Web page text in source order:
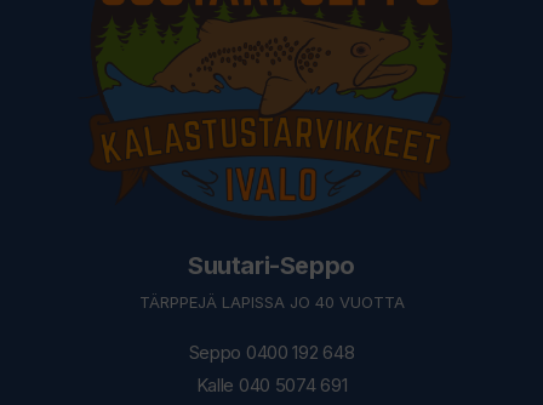
Suutari-Seppo
TÄRPPEJÄ LAPISSA JO 40 VUOTTA
Seppo 0400 192 648
Kalle 040 5074 691